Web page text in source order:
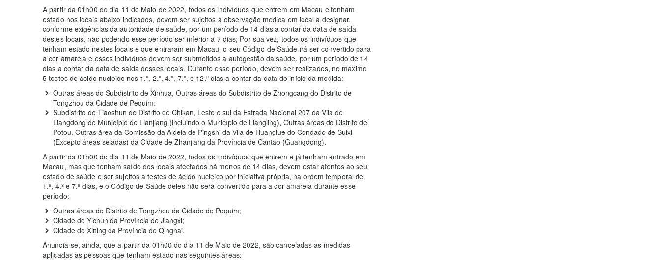
A partir da 01h00 do dia 11 de Maio de 2022, todos os indivíduos que entrem em Macau e tenham
estado nos locais abaixo indicados, devem ser sujeitos à observação médica em local a designar,
conforme exigências da autoridade de saúde, por um período de 14 dias a contar da data de saída
destes locais, não podendo esse período ser inferior a 7 dias; Por sua vez, todos os indivíduos que
tenham estado nestes locais e que entraram em Macau, o seu Código de Saúde irá ser convertido para
a cor amarela e esses indivíduos devem ser submetidos à autogestão da saúde, por um período de 14
dias a contar da data de saída desses locais. Durante esse período, devem ser realizados, no máximo
5 testes de ácido nucleico nos 1.º, 2.º, 4.º, 7.º, e 12.º dias a contar da data do início da medida:
Outras áreas do Subdistrito de Xinhua, Outras áreas do Subdistrito de Zhongcang do Distrito de
Tongzhou da Cidade de Pequim;
Subdistrito de Tiaoshun do Distrito de Chikan, Leste e sul da Estrada Nacional 207 da Vila de
Liangdong do Município de Lianjiang (incluindo o Município de Liangling), Outras áreas do Distrito de
Potou, Outras área da Comissão da Aldeia de Pingshi da Vila de Huanglue do Condado de Suixi
(Excepto áreas seladas) da Cidade de Zhanjiang da Província de Cantão (Guangdong).
A partir da 01h00 do dia 11 de Maio de 2022, todos os indivíduos que entrem e já tenham entrado em
Macau, mas que tenham saído dos locais afectados há menos de 14 dias, devem estar atentos ao seu
estado de saúde e ser sujeitos a testes de ácido nucleico por iniciativa própria, na ordem temporal de
1.º, 4.º e 7.º dias, e o Código de Saúde deles não será convertido para a cor amarela durante esse
período:
Outras áreas do Distrito de Tongzhou da Cidade de Pequim;
Cidade de Yichun da Província de Jiangxi;
Cidade de Xining da Província de Qinghai.
Anuncia-se, ainda, que a partir da 01h00 do dia 11 de Maio de 2022, são canceladas as medidas
aplicadas às pessoas que tenham estado nas seguintes áreas: